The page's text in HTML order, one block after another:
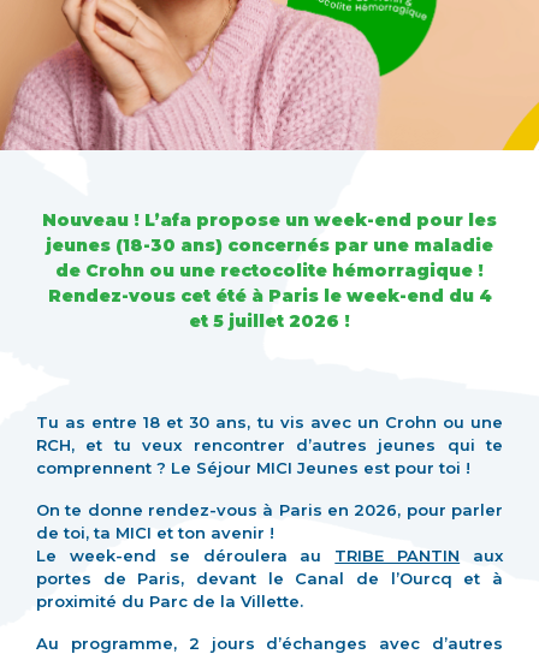
Nouveau ! L’afa propose un week-end pour les
jeunes (18-30 ans) concernés par une maladie
de Crohn ou une rectocolite hémorragique !
Rendez-vous cet été à Paris le week-end du 4
et 5 juillet 2026 !
Tu as entre 18 et 30 ans, tu vis avec un Crohn ou une
RCH, et tu veux rencontrer d’autres jeunes qui te
comprennent ? Le Séjour MICI Jeunes est pour toi !
On te donne rendez-vous à Paris en 2026, pour parler
de toi, ta MICI et ton avenir !
Le week-end se déroulera au TRIBE PANTIN aux
portes de Paris, devant le Canal de l’Ourcq et à
proximité du Parc de la Villette.
Au programme, 2 jours d’échanges avec d’autres